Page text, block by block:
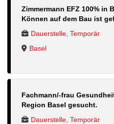
Zimmermann EFZ 100% in
Können auf dem Bau ist
Dauerstelle, Temporär
Basel
Fachmann/-frau
Region Basel gesucht.
Dauerstelle, Temporär